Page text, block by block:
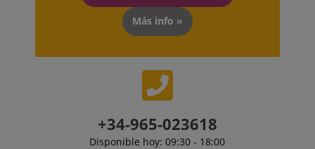
Más info »
+34-965-023618
Disponible hoy: 09:30 - 18:00
.amazon.com